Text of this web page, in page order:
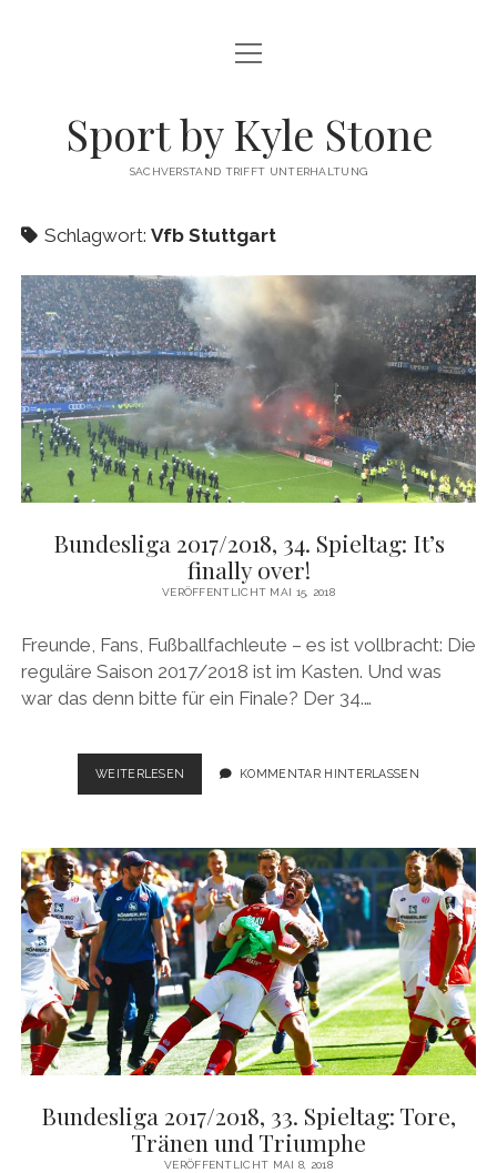
FUSSBALL
DATENSCHUTZ
Menü
öffnen
Sport by Kyle Stone
SACHVERSTAND TRIFFT UNTERHALTUNG
Schlagwort: Vfb Stuttgart
Bundesliga 2017/2018, 34. Spieltag: It’s
finally over!
VERÖFFENTLICHT MAI 15, 2018
Freunde, Fans, Fußballfachleute – es ist vollbracht: Die
reguläre Saison 2017/2018 ist im Kasten. Und was
war das denn bitte für ein Finale? Der 34.…
WEITERLESEN BUNDESLIGA
2017/2018,
IT’S
FINALLY
OVER!
KOMMENTAR HINTERLASSEN
Bundesliga 2017/2018, 33. Spieltag: Tore,
Tränen und Triumphe
VERÖFFENTLICHT MAI 8, 2018